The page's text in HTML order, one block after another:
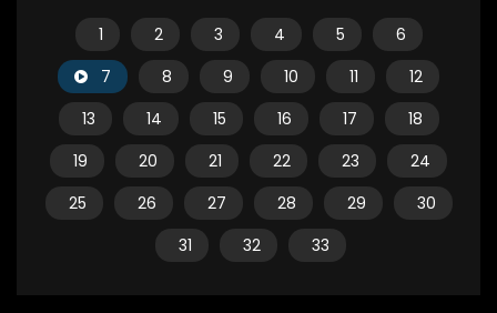
1 2 3 4 5
6
7
8 9 10 11
12
13
14 15 16 17
18
19
20 21 22 23
24
25
26 27 28 29
30
31
32 33